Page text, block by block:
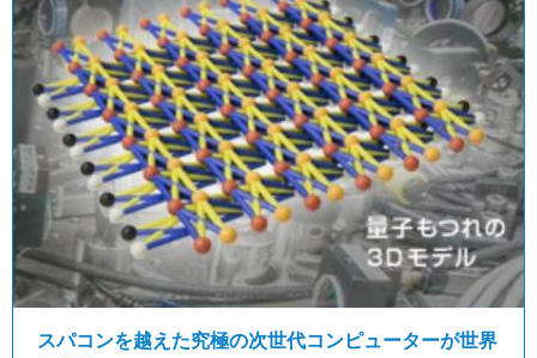
スパコンを越えた究極の次世代コンピューターが世界